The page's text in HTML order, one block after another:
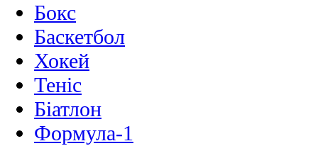
Бокс
Баскетбол
Хокей
Теніс
Біатлон
Формула-1